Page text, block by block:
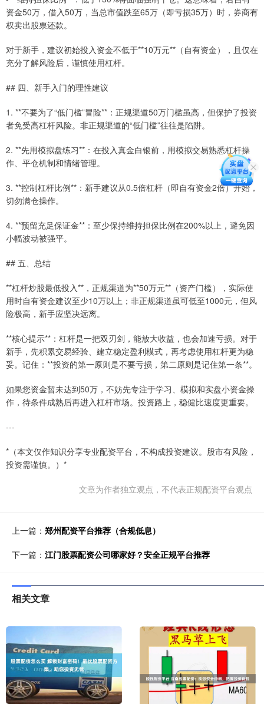
资金50万，借入50万，当总市值跌至65万（即亏损35万）时，券商有
权卖出股票还款。
对于新手，建议初始投入资金不低于**10万元**（自有资金），且仅在
充分了解风险后，谨慎使用杠杆。
## 四、新手入门的理性建议
1. **不要为了“低门槛”冒险**：正规渠道50万门槛虽高，但保护了投资
者免受高杠杆风险。非正规渠道的“低门槛”往往是陷阱。
2. **先用模拟盘练习**：在投入真金白银前，用模拟交易熟悉杠杆操
作、平仓机制和情绪管理。
3. **控制杠杆比例**：新手建议从0.5倍杠杆（即自有资金2倍）开始，
切勿满仓操作。
4. **预留充足保证金**：至少保持维持担保比例在200%以上，避免因
小幅波动被强平。
## 五、总结
**杠杆炒股最低投入**，正规渠道为**50万元**（资产门槛），实际使
用时自有资金建议至少10万以上；非正规渠道虽可低至1000元，但风
险极高，新手应坚决远离。
**核心提示**：杠杆是一把双刃剑，能放大收益，也会加速亏损。对于
新手，先积累交易经验、建立稳定盈利模式，再考虑使用杠杆更为稳
妥。记住：**投资的第一原则是不要亏损，第二原则是记住第一条**。
如果您资金暂未达到50万，不妨先专注于学习、模拟和实盘小资金操
作，待条件成熟后再进入杠杆市场。投资路上，稳健比速度更重要。
---
*（本文仅作知识分享专业配资平台，不构成投资建议。股市有风险，
投资需谨慎。）*
文章为作者独立观点，不代表正规配资平台观点
上一篇： 郑州配资平台推荐（合规低息）
下一篇： 江门股票配资公司哪家好？安全正规平台推荐
相关文章